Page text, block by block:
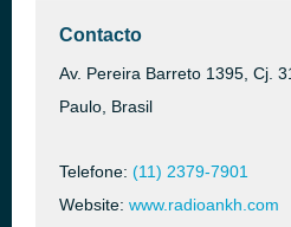
Contacto
Av. Pereira Barreto 1395, Cj.
Paulo, Brasil
Telefone: (11) 2379-7901
Website: www.radioankh.com